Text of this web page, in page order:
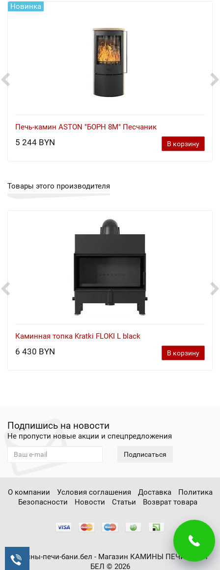
Новинка
Печь-камин ASTON "БОРН 8М" Песчаник
5 244 BYN В корзину
Товары этого производителя
Каминная топка Kratki FLOKI L black
6 430 BYN В корзину
Подпишись на новости
Не пропусти новые акции и спецпредложения
Подписаться
О компании Условия соглашения Доставка
Политика
Безопасности
Новости Статьи Возврат товара
камины-печи-бани.бел - Магазин КАМИНЫ ПЕЧИ БАНИ
БЕЛ © 2026